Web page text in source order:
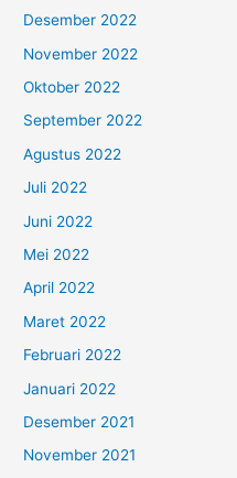
Desember 2022
November 2022
Oktober 2022
September 2022
Agustus 2022
Juli 2022
Juni 2022
Mei 2022
April 2022
Maret 2022
Februari 2022
Januari 2022
Desember 2021
November 2021